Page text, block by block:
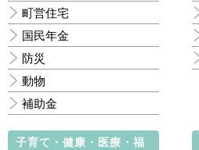
町営住宅
国民年金
防災
動物
補助金
子育て・健康・医療・福